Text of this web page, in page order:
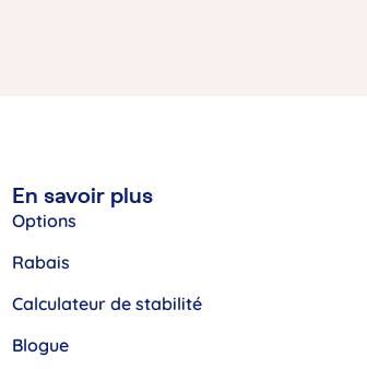
En savoir plus
Options
Rabais
Calculateur de stabilité
Blogue